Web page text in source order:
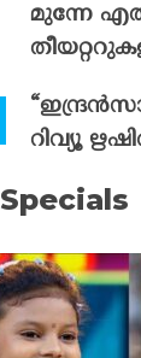
മുന്നേ
റിവ്യൂ
Specials